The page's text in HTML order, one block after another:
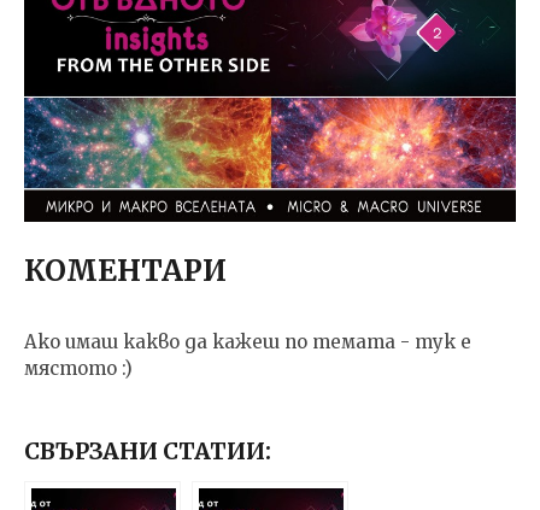
КОМЕНТАРИ
Ако имаш какво да кажеш по темата - тук е
мястото :)
СВЪРЗАНИ СТАТИИ: